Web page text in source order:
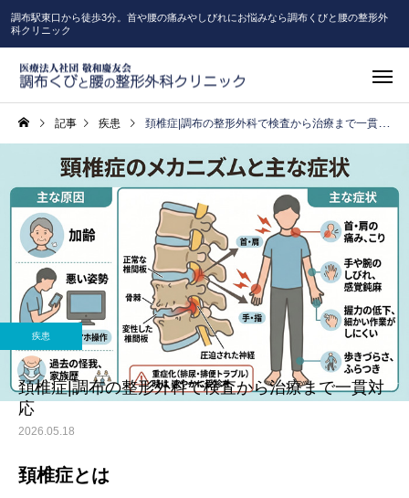
調布駅東口から徒歩3分。首や腰の痛みやしびれにお悩みなら調布くびと腰の整形外
科クリニック
記事 疾患 頚椎症|調布の整形外科で検査から治療まで一貫対応
疾患
頚椎症|調布の整形外科で検査から治療まで一貫対
応
2026.05.18
頚椎症とは